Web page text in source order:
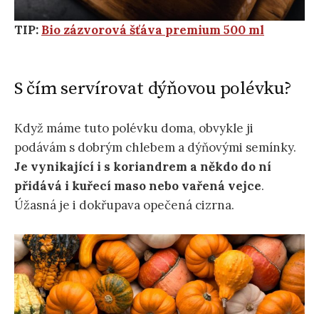
TIP: Bio zázvorová šťáva premium 500 ml
S čím servírovat dýňovou polévku?
Když máme tuto polévku doma, obvykle ji
podávám s dobrým chlebem a dýňovými semínky.
Je vynikající i s koriandrem a někdo do ní
přidává i kuřecí maso nebo vařená vejce.
Úžasná je i dokřupava opečená cizrna.